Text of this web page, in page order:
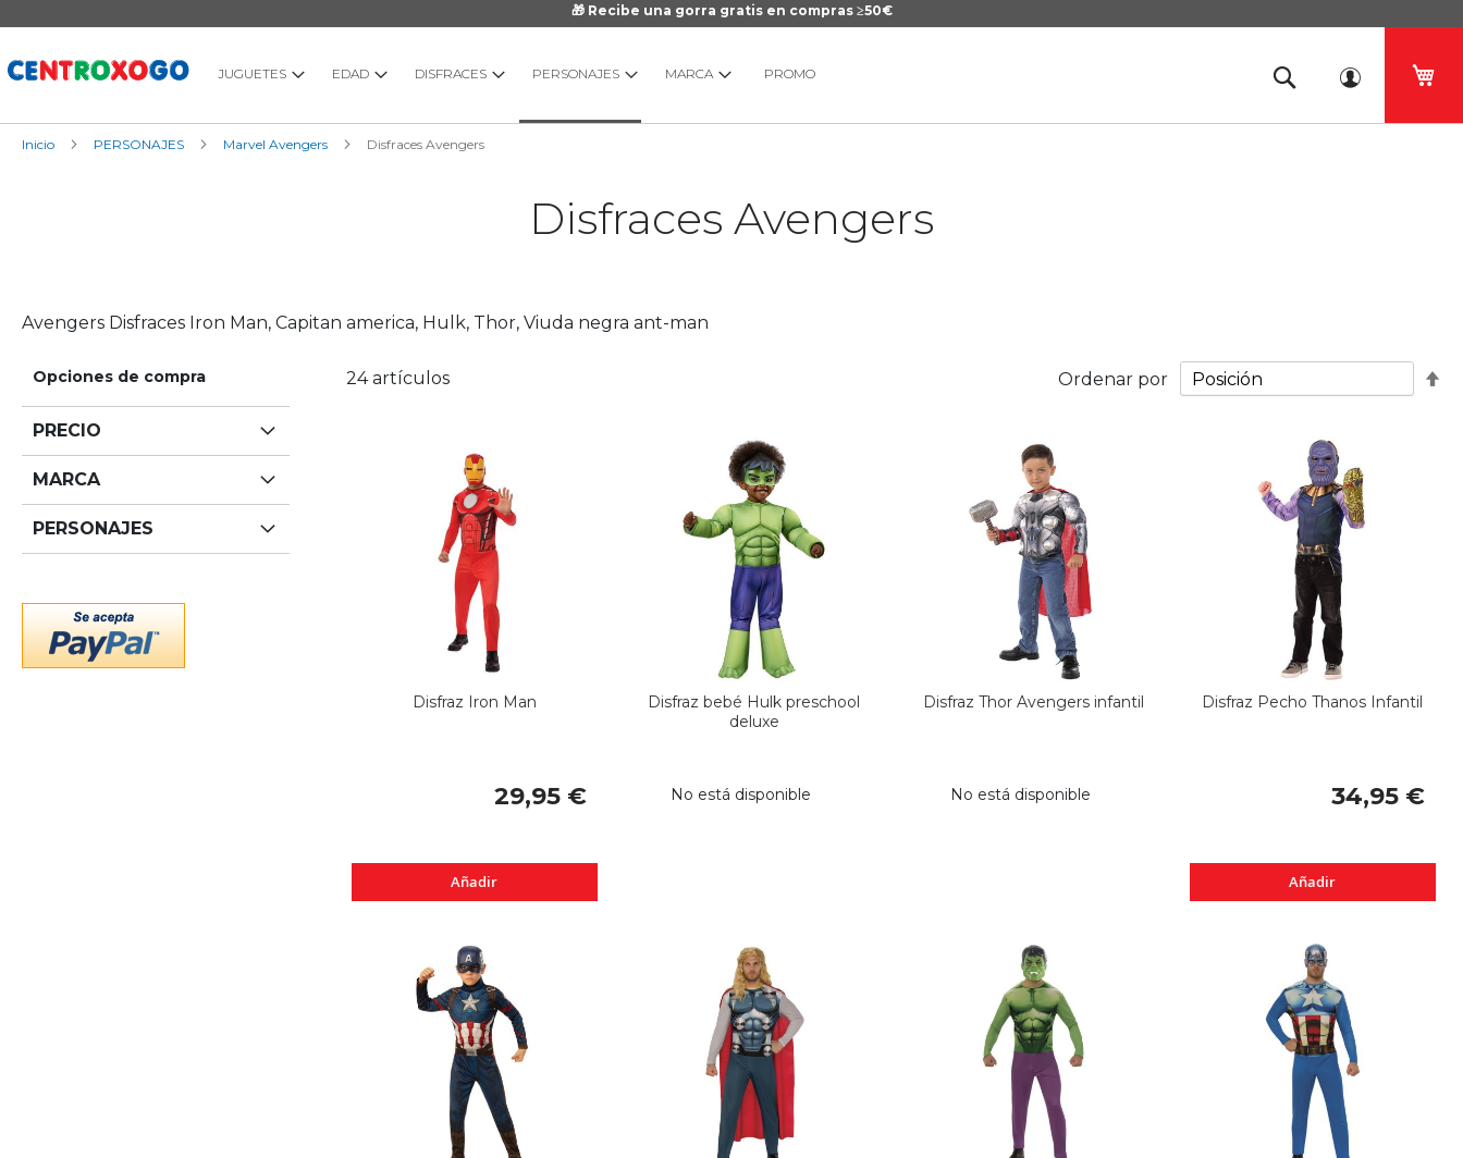
🎁 Recibe una gorra gratis en compras ≥50€
al
JUGUETES EDAD DISFRACES PERSONAJES MARCA PROMO
Inicio PERSONAJES Marvel Avengers Disfraces Avengers
Disfraces Avengers
Avengers Disfraces Iron Man, Capitan america, Hulk, Thor, Viuda negra ant-man
24artículos Ordenar por
Disfraz Iron Man
29,95 €
Añadir
Disfraz bebé Hulk preschool
deluxe
No está disponible
Disfraz Thor Avengers infantil
No está disponible
Disfraz Pecho Thanos Infantil
34,95 €
Añadir
Opciones de compra
PRECIO
MARCA
PERSONAJES